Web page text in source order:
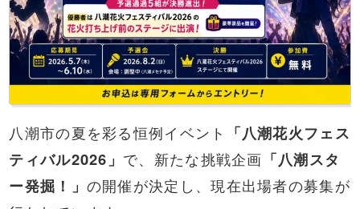
八潮市の夏を彩る恒例イベント
「八潮花火フェス
ティバル2026」 で、新たな挑戦企画 「八潮スタ
ー発掘！」 の開催が決定し、現在出場者の募集が